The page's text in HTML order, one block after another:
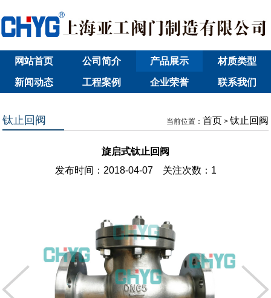
网站首页 公司简介 产品展示 材质类型
新闻动态 工程案例 企业荣誉 联系我们
当前位置： 首页 > 钛止回阀
钛止回阀
旋启式钛止回阀
发布时间：2018-04-07 关注次数： 1